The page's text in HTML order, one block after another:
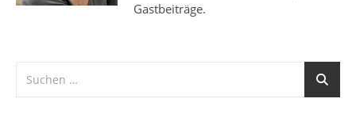
Gastbeiträge.